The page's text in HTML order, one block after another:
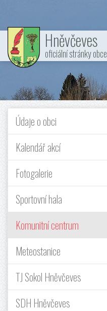
Hněvčeves
oficiální stránky obce
Údaje o obci
Kalendář akcí
Fotogalerie
Sportovní hala
Komunitní centrum
Meteostanice
TJ Sokol Hněvčeves
SDH Hněvčeves